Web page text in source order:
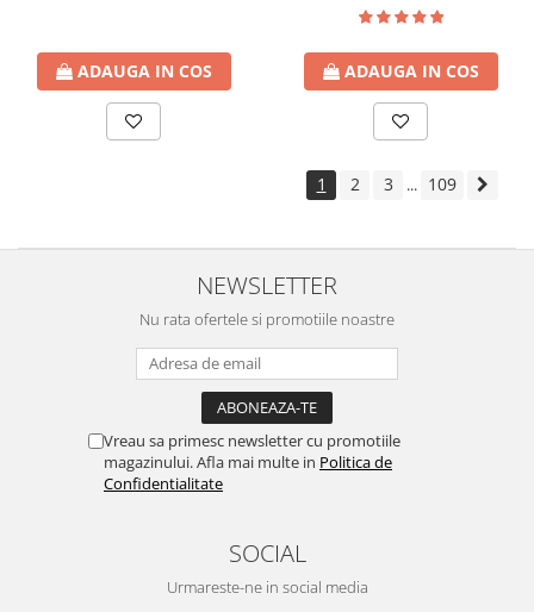
ADAUGA IN COS ADAUGA IN COS
1 2 3 ... 109
NEWSLETTER
Nu rata ofertele si promotiile noastre
Vreau sa primesc newsletter cu promotiile
magazinului. Afla mai multe in Politica de
Confidentialitate
SOCIAL
Urmareste-ne in social media